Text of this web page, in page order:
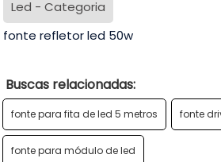
Led - Categoria
fonte refletor led 50w
Buscas relacionadas:
fonte para fita de led 5 metros fonte
fonte para módulo de led